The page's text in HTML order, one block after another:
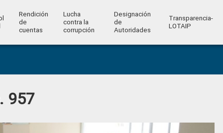
Rendición
de
cuentas
Lucha
contra la
corrupción
Designación
de
Autoridades
Transparencia-
LOTAIP
957